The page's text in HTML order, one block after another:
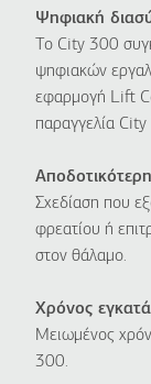
Ψηφιακή
Το City 300
ψηφιακών
εφαρμογή Lift
παραγγελία
Σχεδίαση που
φρεατίου ή
στον θάλαμο.
Χρόνος
Μειωμένος
300.